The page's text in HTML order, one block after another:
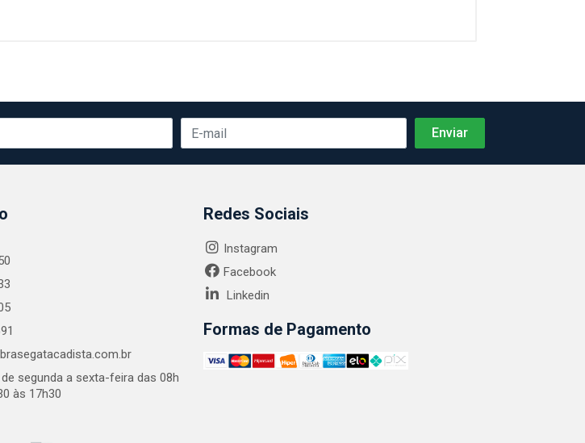
segunda a sexta-feira das 08h
às 17h30
Redes Sociais
Instagram
Facebook
Linkedin
Formas de Pagamento